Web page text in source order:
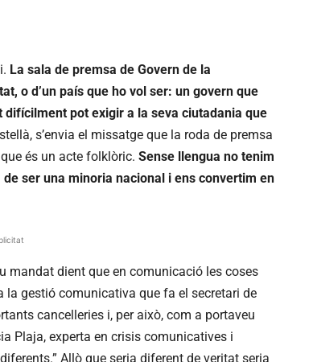
La sala de premsa de Govern de la
o d’un país que ho vol ser: un govern que
pot exigir a la seva ciutadania que
s’envia el missatge que la roda de premsa
és un acte folklòric. Sense llengua no tenim
ser una minoria nacional i ens convertim en
mandat dient que en comunicació les coses
la gestió comunicativa que fa el secretari de
cancelleries i, per això, com a portaveu
Plaja, experta en crisis comunicatives i
Allò que seria diferent de veritat seria